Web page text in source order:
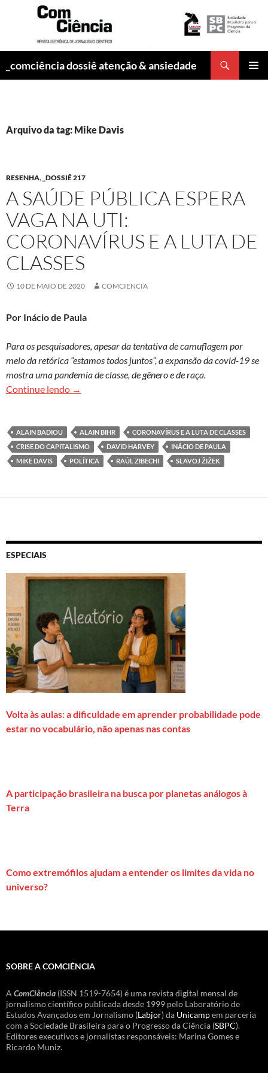
_comciência dossiê atenção & ansiedade
Arquivo da tag: Mike Davis
RESENHA, _DOSSIÊ 217
A SAÚDE PÚBLICA ESPERA
VAGA NA UTI:
CORONAVÍRUS E A LUTA DE
CLASSES
10 DE MAIO DE 2020 COMCIENCIA
Por Inácio de Paula
Para os pesquisadores, apesar da tentativa de camuflagem por
meio da retórica “estamos todos juntos”, a expansão da covid-19 se
mostra uma pandemia de classe, de gênero e de raça.
Continue lendo A saúde pública espera vaga na UTI:
→
ALAIN BADIOU ALAIN BIHR
CORONAVÍRUS E A LUTA DE CLASSES
CRISE DO CAPITALISMO
DAVID HARVEY
INÁCIO DE PAULA
MIKE DAVIS
POLÍTICA RAÚL ZIBECHI SLAVOJ ŽIŽEK
ESPECIAIS
Volta às aulas: a dificuldade em aprender probabilidade pode
estar no vocabulário, não apenas nas contas
A participação brasileira na busca por planetas análogos à
Terra
Como extremófilos ajudam a entender os limites da vida no
universo?
SOBRE A COMCIÊNCIA
A ComCiência (ISSN 1519-7654) é uma revista digital mensal de
jornalismo científico publicada desde 1999 pelo Laboratório de
Estudos Avançados em Jornalismo (Labjor) da Unicampem parceria
com a Sociedade Brasileira para o Progresso da Ciência (SBPC).
Editores executivos e jornalistas responsáveis: Marina Gomes e
Ricardo Muniz.